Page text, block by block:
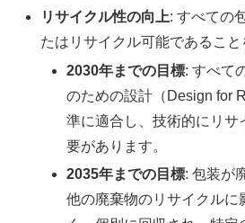
リサイクル性の向上: すべての
たはリサイクル可能であること
2030年までの目標: すべて
のための設計（Design for
準に適合し、技術的にリサ
要があります。
2035年までの目標: 包装が
他の廃棄物のリサイクルに